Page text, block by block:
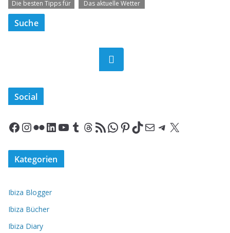
Die besten Tipps für
deinen Ibiza-Urlaub
Das aktuelle Wetter
Suche
Suchen
Social
Facebook InstagramFlickr LinkedIn YouTube Tumblr Threads RSS-Feed WhatsApp Pinterest TikTok E-Mail Telegram X
Kategorien
Ibiza Blogger
Ibiza Bücher
Ibiza Diary